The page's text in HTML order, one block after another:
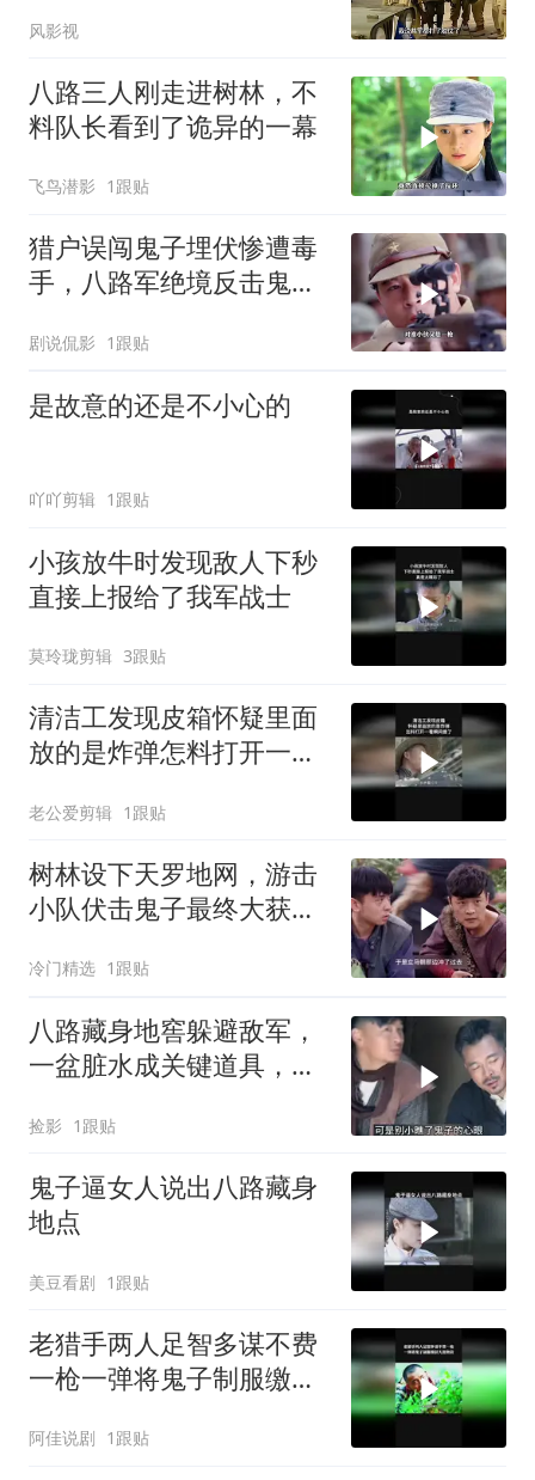
风影视
八路三人刚走进树林，不
料队长看到了诡异的一幕
飞鸟潜影 1跟贴
猎户误闯鬼子埋伏惨遭毒
手，八路军绝境反击鬼子
剧说侃影 1跟贴
是故意的还是不小心的
吖吖剪辑 1跟贴
小孩放牛时发现敌人下秒
直接上报给了我军战士
莫玲珑剪辑 3跟贴
清洁工发现皮箱怀疑里面
放的是炸弹怎料打开一看
老公爱剪辑 1跟贴
树林设下天罗地网，游击
小队伏击鬼子最终大获全
冷门精选 1跟贴
八路藏身地窖躲避敌军，
一盆脏水成关键道具，巧
捡影 1跟贴
鬼子逼女人说出八路藏身
地点
美豆看剧 1跟贴
老猎手两人足智多谋不费
一枪一弹将鬼子制服缴获
阿佳说剧 1跟贴